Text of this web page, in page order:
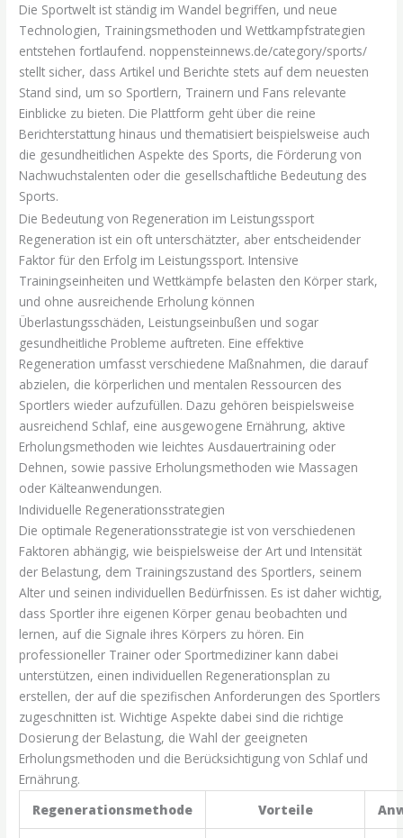
Die Sportwelt ist ständig im Wandel begriffen, und neue
Technologien, Trainingsmethoden und Wettkampfstrategien
entstehen fortlaufend. noppensteinnews.de/category/sports/
stellt sicher, dass Artikel und Berichte stets auf dem neuesten
Stand sind, um so Sportlern, Trainern und Fans relevante
Einblicke zu bieten. Die Plattform geht über die reine
Berichterstattung hinaus und thematisiert beispielsweise auch
die gesundheitlichen Aspekte des Sports, die Förderung von
Nachwuchstalenten oder die gesellschaftliche Bedeutung des
Sports.
Die Bedeutung von Regeneration im Leistungssport
Regeneration ist ein oft unterschätzter, aber entscheidender
Faktor für den Erfolg im Leistungssport. Intensive
Trainingseinheiten und Wettkämpfe belasten den Körper stark,
und ohne ausreichende Erholung können
Überlastungsschäden, Leistungseinbußen und sogar
gesundheitliche Probleme auftreten. Eine effektive
Regeneration umfasst verschiedene Maßnahmen, die darauf
abzielen, die körperlichen und mentalen Ressourcen des
Sportlers wieder aufzufüllen. Dazu gehören beispielsweise
ausreichend Schlaf, eine ausgewogene Ernährung, aktive
Erholungsmethoden wie leichtes Ausdauertraining oder
Dehnen, sowie passive Erholungsmethoden wie Massagen
oder Kälteanwendungen.
Individuelle Regenerationsstrategien
Die optimale Regenerationsstrategie ist von verschiedenen
Faktoren abhängig, wie beispielsweise der Art und Intensität
der Belastung, dem Trainingszustand des Sportlers, seinem
Alter und seinen individuellen Bedürfnissen. Es ist daher wichtig,
dass Sportler ihre eigenen Körper genau beobachten und
lernen, auf die Signale ihres Körpers zu hören. Ein
professioneller Trainer oder Sportmediziner kann dabei
unterstützen, einen individuellen Regenerationsplan zu
erstellen, der auf die spezifischen Anforderungen des Sportlers
zugeschnitten ist. Wichtige Aspekte dabei sind die richtige
Dosierung der Belastung, die Wahl der geeigneten
Erholungsmethoden und die Berücksichtigung von Schlaf und
Ernährung.
Regenerationsmethode
Vorteile